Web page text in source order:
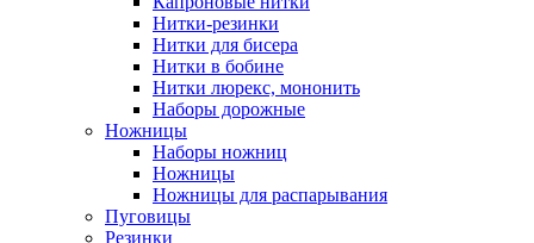
Нитки-резинки
Нитки для бисера
Нитки в бобине
Нитки люрекс, мононить
Наборы дорожные
Ножницы
Наборы ножниц
Ножницы
Ножницы для распарывания
Пуговицы
Резинки